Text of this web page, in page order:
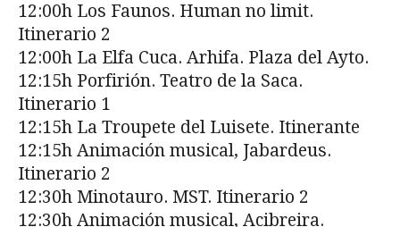
12:00h Los Faunos. Human no limit.
Itinerario 2
12:00h La Elfa Cuca. Arhifa. Plaza del Ayto.
12:15h Porfirión. Teatro de la Saca.
Itinerario 1
12:15h La Troupete del Luisete. Itinerante
12:15h Animación musical, Jabardeus.
Itinerario 2
12:30h Minotauro. MST. Itinerario 2
12:30h Animación musical, Acibreira.